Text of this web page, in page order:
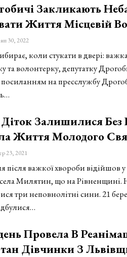
Закликають
Життя Місцевій
30, 2022
коли стукати в двері:
та волонтерку, депутатку
на пресслужбу
Залишилися
Життя Молодого
23, 2021
після важкої хвороби відійшов
Милятин, що на Рівненщині.
три неповнолітні сини. 21
Провела В
Дівчинки З